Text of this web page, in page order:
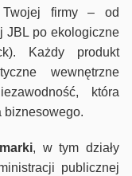
Twojej firmy – od
JBL po ekologiczne
Każdy produkt
wewnętrzne
która
biznesowego.
, w tym działy
publicznej